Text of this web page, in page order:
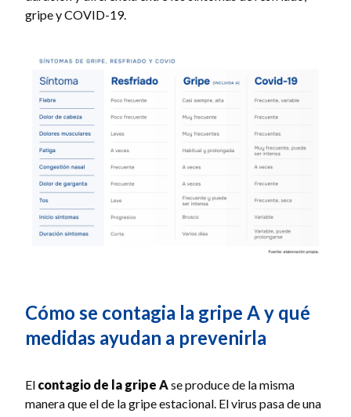
gripe y COVID-19.
Cómo se contagia la gripe A y qué
medidas ayudan a prevenirla
El contagio de la gripe Ase produce de la misma
manera que el de la gripe estacional. El virus pasa de una